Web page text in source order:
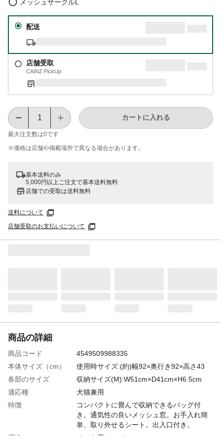
メッシュサークルL
配送
店舗受取
CAINZ PickUp
最大注文数は0です
カートに入れる
※価格は​店舗や​掲載場所で​異なる​場合が​あります。
基本送料のみ
5,000円以上ご注文で基本送料無料
店舗での受取は送料無料
送料について
店舗受取のお支払いについて
商品の詳細
商品コード
4549509988335
本体サイズ（cm）
使用時サイズ:(約)幅92×奥行き92×高さ43
各部のサイズ
収納サイズ(M):W51cm×D41cm×H6.5cm
適応種
犬猫兼用
特徴
コンパクトに畳んで収納できるバッグ付
き。通気性の良いメッシュ窓。お手入れ簡
単、取り外せるシート。出入口付き。
用途
ペット用ケージ